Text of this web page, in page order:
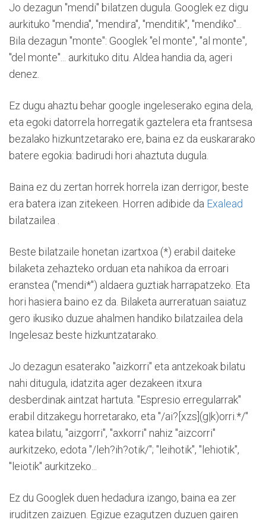
Jo dezagun "mendi" bilatzen dugula. Googlek ez digu
aurkituko "mendia", "mendira", "menditik", "mendiko"...
Bila dezagun "monte": Googlek "el monte", "al monte",
"del monte"... aurkituko ditu. Aldea handia da, ageri
denez.
Ez dugu ahaztu behar google ingeleserako egina dela,
eta egoki datorrela horregatik gaztelera eta frantsesa
bezalako hizkuntzetarako ere, baina ez da euskararako
batere egokia: badirudi hori ahaztuta dugula.
Baina ez du zertan horrek horrela izan derrigor, beste
era batera izan zitekeen. Horren adibide da Exalead
bilatzailea .
Beste bilatzaile honetan izartxoa (*) erabil daiteke
bilaketa zehazteko orduan eta nahikoa da erroari
eranstea ("mendi*") aldaera guztiak harrapatzeko. Eta
hori hasiera baino ez da. Bilaketa aurreratuan saiatuz
gero ikusiko duzue ahalmen handiko bilatzailea dela
Ingelesaz beste hizkuntzatarako.
Jo dezagun esaterako "aizkorri" eta antzekoak bilatu
nahi ditugula, idatzita ager dezakeen itxura
desberdinak aintzat hartuta. "Espresio erregularrak"
erabil ditzakegu horretarako, eta "/ai?[xzs](g|k)orri.*/"
katea bilatu, "aizgorri", "axkorri" nahiz "aizcorri"
aurkitzeko, edota "/leh?ih?otik/"; "leihotik", "lehiotik",
"leiotik" aurkitzeko...
Ez du Googlek duen hedadura izango, baina ea zer
iruditzen zaizuen. Egizue ezagutzen duzuen gairen